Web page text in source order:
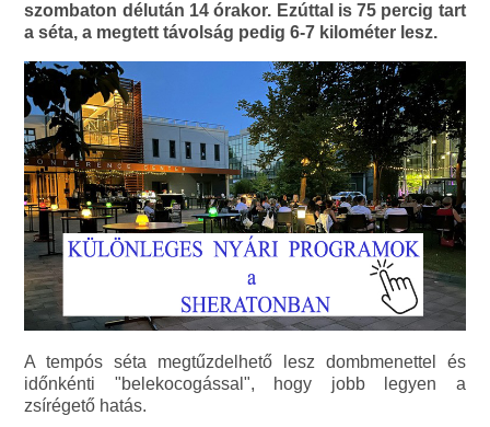
szombaton délután 14 órakor. Ezúttal is 75 percig tart
a séta, a megtett távolság pedig 6-7 kilométer lesz.
A tempós séta megtűzdelhető lesz dombmenettel és
időnkénti "belekocogással", hogy jobb legyen a
zsírégető hatás.